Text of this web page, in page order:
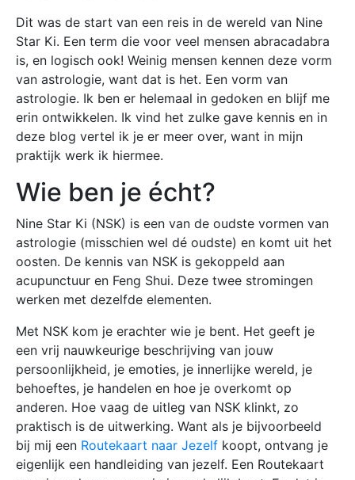
Dit was de start van een reis in de wereld van Nine
Star Ki. Een term die voor veel mensen abracadabra
is, en logisch ook! Weinig mensen kennen deze vorm
van astrologie, want dat is het. Een vorm van
astrologie. Ik ben er helemaal in gedoken en blijf me
erin ontwikkelen. Ik vind het zulke gave kennis en in
deze blog vertel ik je er meer over, want in mijn
praktijk werk ik hiermee.
Wie ben je écht?
Nine Star Ki (NSK) is een van de oudste vormen van
astrologie (misschien wel dé oudste) en komt uit het
oosten. De kennis van NSK is gekoppeld aan
acupunctuur en Feng Shui. Deze twee stromingen
werken met dezelfde elementen.
Met NSK kom je erachter wie je bent. Het geeft je
een vrij nauwkeurige beschrijving van jouw
persoonlijkheid, je emoties, je innerlijke wereld, je
behoeftes, je handelen en hoe je overkomt op
anderen. Hoe vaag de uitleg van NSK klinkt, zo
praktisch is de uitwerking. Want als je bijvoorbeeld
bij mij een Routekaart naar Jezelf koopt, ontvang je
eigenlijk een handleiding van jezelf. Een Routekaart